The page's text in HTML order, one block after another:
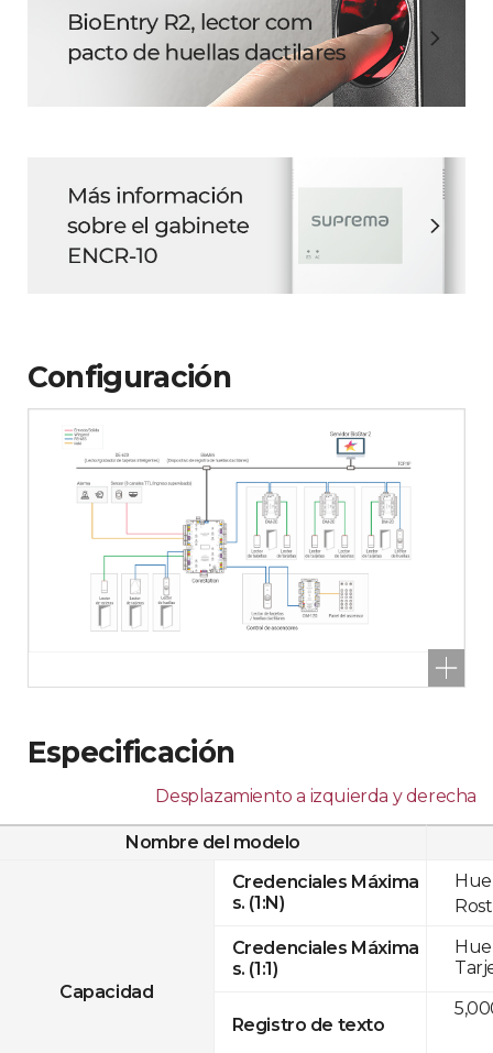
Configuración
Especificación
Desplazamiento a izquierda y derecha
Nombre del modelo
Capacidad
Credenciales Máxima
s. (1:N)
Credenciales Máxima
s. (1:1)
Registro de texto